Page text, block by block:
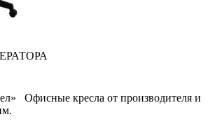
Офисные кресла от производителя и